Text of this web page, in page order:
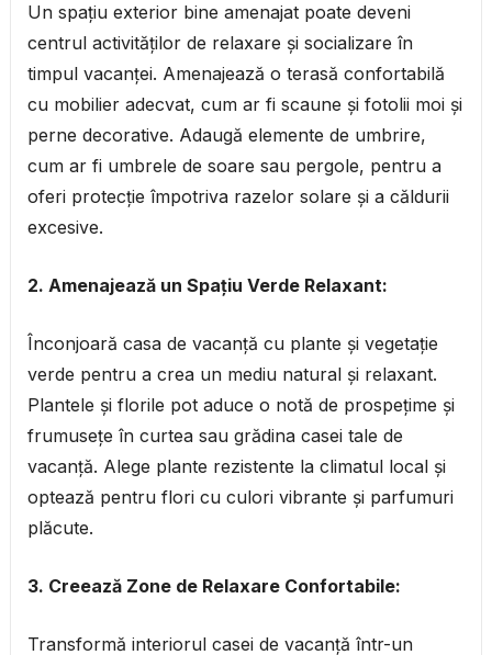
Un spațiu exterior bine amenajat poate deveni
centrul activităților de relaxare și socializare în
timpul vacanței. Amenajează o terasă confortabilă
cu mobilier adecvat, cum ar fi scaune și fotolii moi și
perne decorative. Adaugă elemente de umbrire,
cum ar fi umbrele de soare sau pergole, pentru a
oferi protecție împotriva razelor solare și a căldurii
excesive.
2. Amenajează un Spațiu Verde Relaxant:
Înconjoară casa de vacanță cu plante și vegetație
verde pentru a crea un mediu natural și relaxant.
Plantele și florile pot aduce o notă de prospețime și
frumusețe în curtea sau grădina casei tale de
vacanță. Alege plante rezistente la climatul local și
optează pentru flori cu culori vibrante și parfumuri
plăcute.
3. Creează Zone de Relaxare Confortabile:
Transformă interiorul casei de vacanță într-un